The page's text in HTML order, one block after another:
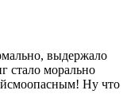
выдержало
стало морально
Ну что